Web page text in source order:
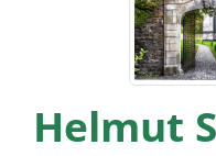
Helmut